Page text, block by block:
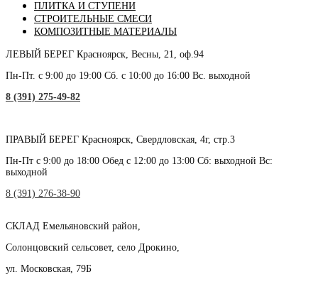
ПЛИТКА И СТУПЕНИ
СТРОИТЕЛЬНЫЕ СМЕСИ
КОМПОЗИТНЫЕ МАТЕРИАЛЫ
ЛЕВЫЙ БЕРЕГ Красноярск, Весны, 21, оф.94
Пн-Пт. с 9:00 до 19:00 Сб. с 10:00 до 16:00 Вс. выходной
8 (391) 275-49-82
ПРАВЫЙ БЕРЕГ Красноярск, Свердловская, 4г, стр.3
Пн-Пт с 9:00 до 18:00 Обед с 12:00 до 13:00 Сб: выходной Вс:
выходной
8 (391) 276-38-90
СКЛАД Емельяновский район,
Солонцовский сельсовет, село Дрокино,
ул. Московская, 79Б